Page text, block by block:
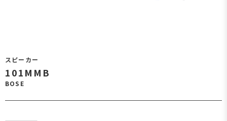
スピーカー
101MMB
BOSE